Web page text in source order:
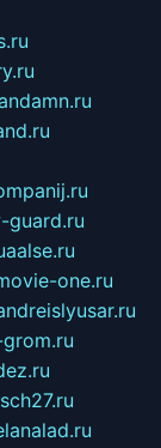
guard.ru
aalse.ru
one.ru